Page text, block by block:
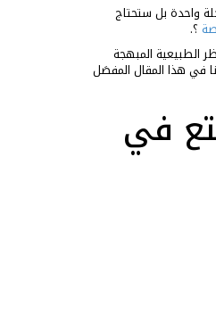
واحدة بل ستحتاج
؟.
الطبيعية المبهجة
في هذا المقال المفصَل
في